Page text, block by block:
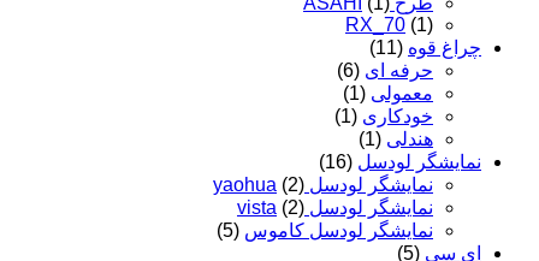
RX_70 (1)
چراغ قوه (11)
حرفه ای (6)
معمولی (1)
خودکاری (1)
هندلی (1)
نمایشگر لودسل (16)
نمایشگر لودسل yaohua (2)
نمایشگر لودسل vista (2)
نمایشگر لودسل کاموس (5)
ای سی (5)